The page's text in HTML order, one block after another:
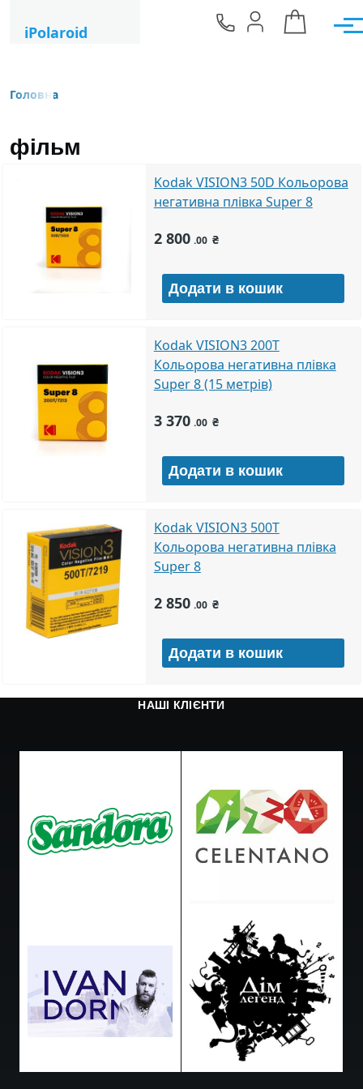
iPolaroid
Рядок навіґації
Головна
фільм
Kodak VISION3 50D Кольорова
негативна плівка Super 8
2 800 .00 ₴
Kodak VISION3 200T
Кольорова негативна плівка
Super 8 (15 метрів)
3 370 .00 ₴
Kodak VISION3 500T
Кольорова негативна плівка
Super 8
2 850 .00 ₴
НАШІ КЛІЄНТИ